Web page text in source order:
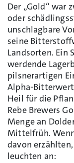
Der „Gold“ war
oder
unschlagbare
seine
Landsorten. Ein
werdende
pilsnerartigen
Alpha-
Heil für die
Rebe Brewers
Menge an
Mittelfrüh.
davon
leuchten an: